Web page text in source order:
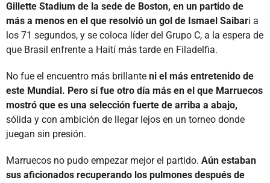
Gillette Stadium de la sede de Boston, en un partido de
más a menos en el que resolvió un gol de Ismael Saibari a
los 71 segundos, y se coloca líder del Grupo C, a la espera de
que Brasil enfrente a Haití más tarde en Filadelfia.
No fue el encuentro más brillante ni el más entretenido de
este Mundial. Pero sí fue otro día más en el que Marruecos
mostró que es una selección fuerte de arriba a abajo,
sólida y con ambición de llegar lejos en un torneo donde
juegan sin presión.
Marruecos no pudo empezar mejor el partido. Aún estaban
sus aficionados recuperando los pulmones después de